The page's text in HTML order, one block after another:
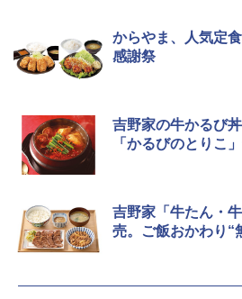
からやま、人気定
感謝祭
吉野家の牛かるび
「かるびのとりこ
吉野家「牛たん・
売。ご飯おかわり“